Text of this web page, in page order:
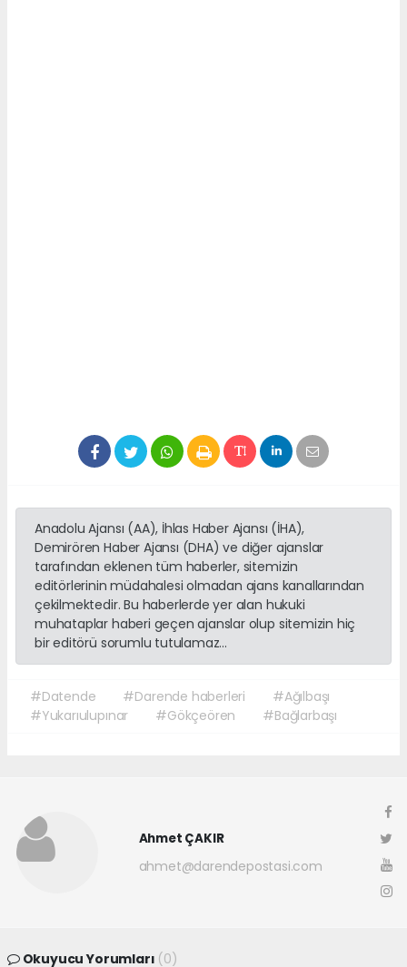
Anadolu Ajansı (AA), İhlas Haber Ajansı (İHA),
Demirören Haber Ajansı (DHA) ve diğer ajanslar
tarafından eklenen tüm haberler, sitemizin
editörlerinin müdahalesi olmadan ajans kanallarından
çekilmektedir. Bu haberlerde yer alan hukuki
muhataplar haberi geçen ajanslar olup sitemizin hiç
bir editörü sorumlu tutulamaz...
#Datende #Darende haberleri
#Ağılbaşı
#Yukarıulupınar
#Gökçeören #Bağlarbaşı
Ahmet ÇAKIR
ahmet@darendepostasi.com
Okuyucu Yorumları (0)